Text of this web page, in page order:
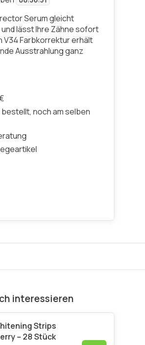
Serum gleicht
lässt Ihre Zähne sofort
V34 Farbkorrektur erhält
Ausstrahlung ganz
bestellt, noch am selben
interessieren
Strips
– 28 Stück